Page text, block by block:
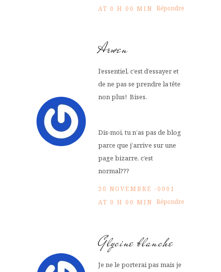
AT 0 H 00 MIN Répondre
Arwen
l’essentiel, c’est d’essayer et
de ne pas se prendre la tête
non plus! Bises.
Dis-moi, tu n’as pas de blog
parce que j’arrive sur une
page bizarre, c’est
normal???
30 NOVEMBRE -0001
AT 0 H 00 MIN Répondre
Glycine blanche
Je ne le porterai pas mais je